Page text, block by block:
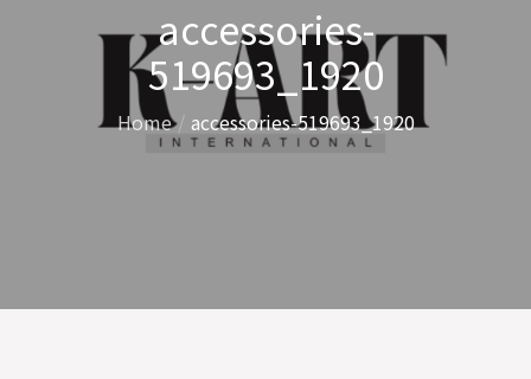
accessories-
519693_1920
Home accessories-519693_1920